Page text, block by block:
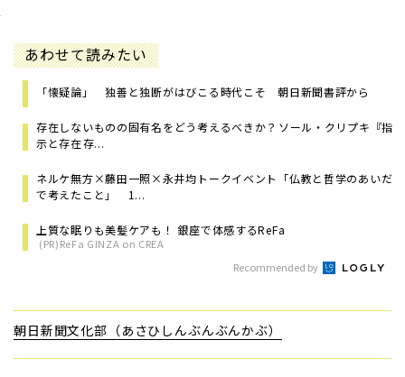
あわせて読みたい
「懐疑論」 独善と独断がはびこる時代こそ 朝日新聞書評から
存在しないものの固有名をどう考えるべきか？――ソール・クリプキ『指
示と存在――存...
ネルケ無方×藤田一照×永井均トークイベント「仏教と哲学のあいだ
で考えたこと」 1...
上質な眠りも美髪ケアも！ 銀座で体感するReFa
(PR)ReFa GINZA on CREA
Recommended by
朝日新聞文化部（あさひしんぶんぶんかぶ）